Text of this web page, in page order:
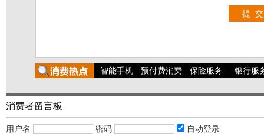
智能手机 预付费消费 保险服务 银行服
消费者留言板
用户名 密码 自动登录